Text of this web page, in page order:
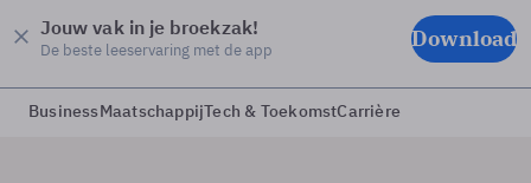
Jouw vak in je broekzak!
De beste leeservaring met de app Download
BusinessMaatschappijTech & ToekomstCarrière